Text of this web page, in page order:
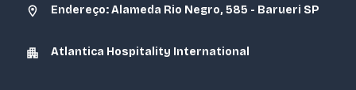
Endereço: Alameda Rio Negro, 585 - Barueri SP
Atlantica Hospitality International